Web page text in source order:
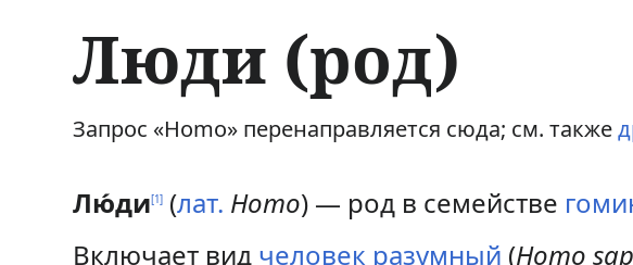
Люди (род)
П
р
е
П
р
е
Запрос «Homo» перенаправляется сюда; см. также
Лю́ди[1] (лат. Homo) — род в семействе
Включает вид человек разумный (Homo